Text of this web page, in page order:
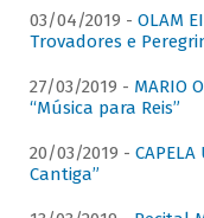
03/04/2019 - OLAM
Trovadores e
27/03/2019 - MARIO
“Música para Reis”
20/03/2019 -
Cantiga”